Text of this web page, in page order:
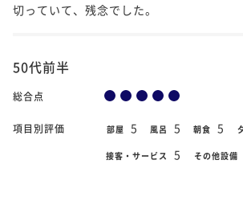
切っていて、残念でした。
50代前半
総合点
項目別評価 部屋 5 風呂 5 朝食 5
接客・サービス 5 その他設備